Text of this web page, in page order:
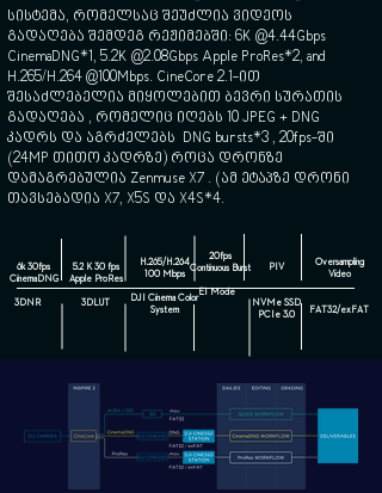
სისტემა, რომელსაც შეუძლია ვიდეოს
გადაღება შემდეგ რეჟიმებში: 6K @4.44Gbps
CinemaDNG*1, 5.2K @2.08Gbps Apple ProRes*2, and
H.265/H.264 @100Mbps. CineCore 2.1-ით
შესაძლებელია მიყოლებით ბევრი სურათის
გადაღება , რომელიც იღებს 10 JPEG + DNG
კადრს და აგრძელებს DNG bursts*3 , 20fps-ში
(24MP თითო კადრზე) როცა დრონზე
დამაგრებულია Zenmuse X7 . (ამ ეტაპზე დრონი
თავსებადია X7, X5S და X4S*4.
6k 30fps
CinemaDNG
3DNR
5.2 K 30 fps
Apple ProRes
3DLUT
H.265/H.264
100 Mbps
DJI Cinema Color
System
20fps
Continuous Burst
EI Mode
PIV
NVMe SSD
PCIe 3.0
Oversampling
Video
FAT32/exFAT